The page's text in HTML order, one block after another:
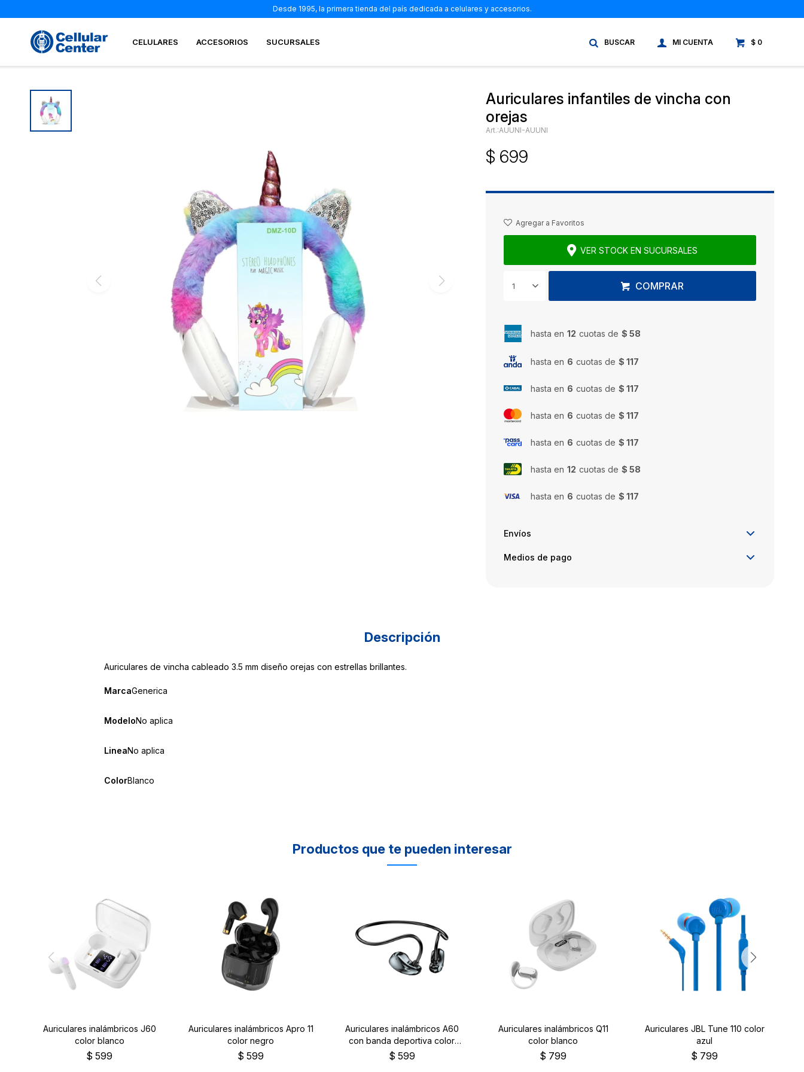
CELULARES ACCESORIOS SUCURSALES $ 0
Desde 1995, la primera tienda del país dedicada a celulares y accesorios.
Auriculares infantiles de vincha con
orejas
AUUNI-AUUNI
$ 699
VER STOCK EN SUCURSALES
1 COMPRAR
hasta en 12 cuotas de $ 58
hasta en 6 cuotas de $ 117
hasta en 6 cuotas de $ 117
hasta en 6 cuotas de $ 117
hasta en 6 cuotas de $ 117
hasta en 12 cuotas de $ 58
hasta en 6 cuotas de $ 117
Envíos
Medios de pago
Descripción
Auriculares de vincha cableado 3.5 mm diseño orejas con estrellas brillantes.
MarcaGenerica
ModeloNo aplica
LineaNo aplica
ColorBlanco
Productos que te pueden interesar
Auriculares inalámbricos J60
color blanco
$ 599
Auriculares inalámbricos Apro 11
color negro
$ 599
Auriculares inalámbricos A60
con banda deportiva color
negro
$ 599
Auriculares inalámbricos Q11
color blanco
$ 799
Auriculares JBL Tune 110 color
azul
$ 799